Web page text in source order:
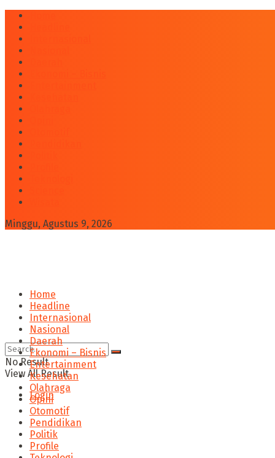
Minggu, Agustus 9, 2026
No Result
View All Result
Login
Home
Headline
Internasional
Nasional
Daerah
Ekonomi – Bisnis
Entertainment
Kesehatan
Olahraga
Opini
Otomotif
Pendidikan
Politik
Profile